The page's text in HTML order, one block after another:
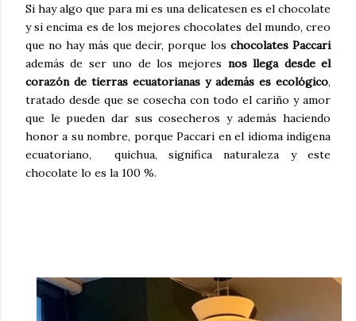
Si hay algo que para mi es una delicatesen es el chocolate
y si encima es de los mejores chocolates del mundo, creo
que no hay más que decir, porque loschocolates Paccari
además de ser uno de los mejores nos llega desde el
corazón de tierras ecuatorianas y además es ecológico,
tratado desde que se cosecha con todo el cariño y amor
que le pueden dar sus cosecheros y además haciendo
honor a su nombre, porque Paccari en el idioma indígena
ecuatoriano, quichua, significa naturaleza y este
chocolate lo es la 100 %.